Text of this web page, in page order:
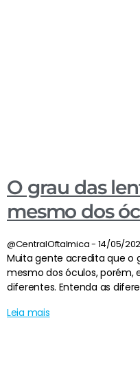
O grau das
mesmo dos
@CentralOftalmica 14/05/
Muita gente acredita que o
mesmo dos óculos, porém,
diferentes. Entenda as
Leia mais